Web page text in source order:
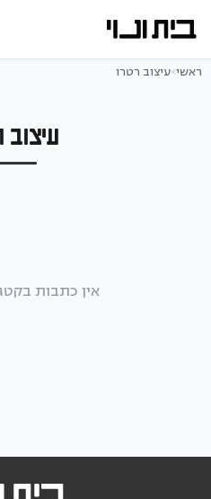
ראשי>עיצוב רטרו
עיצוב
אין כתבות